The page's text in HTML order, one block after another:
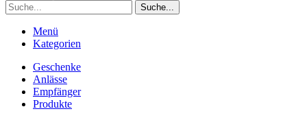
Suche...
Menü
Kategorien
Geschenke
Anlässe
Empfänger
Produkte